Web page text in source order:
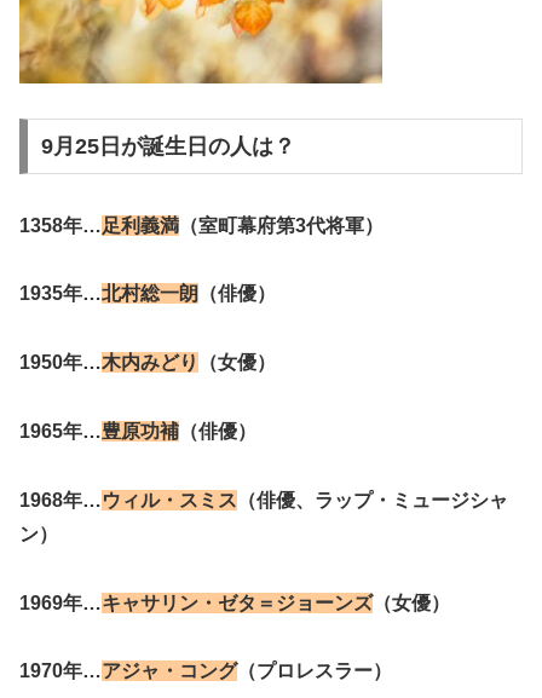
9月25日が誕生日の人は？
1358年…足利義満 （室町幕府第3代将軍）
1935年…北村総一朗 （俳優）
1950年…木内みどり （女優）
1965年…豊原功補 （俳優）
1968年…ウィル・スミス （俳優、ラップ・ミュージシャ
ン）
1969年…キャサリン・ゼタ＝ジョーンズ（女優）
1970年…アジャ・コング（プロレスラー）